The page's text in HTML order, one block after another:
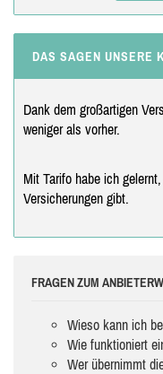
DAS SAGEN UNSERE
Dank dem großartigen
weniger als vorher.
Mit Tarifo habe ich
Versicherungen gibt.
FRAGEN ZUM
Wieso kann ich
Wie funktioniert
Wer übernimmt